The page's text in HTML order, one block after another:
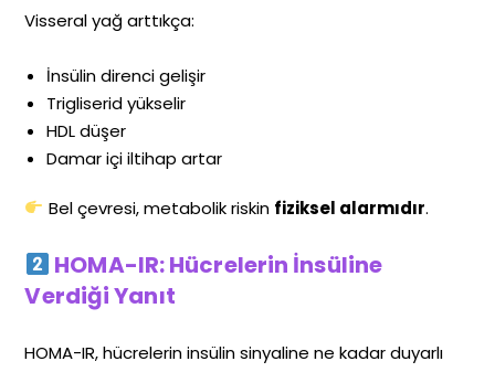
Visseral yağ arttıkça:
İnsülin direnci gelişir
Trigliserid yükselir
HDL düşer
Damar içi iltihap artar
Bel çevresi, metabolik riskin fiziksel alarmıdır.
HOMA-IR: Hücrelerin İnsüline
Verdiği Yanıt
HOMA-IR, hücrelerin insülin sinyaline ne kadar duyarlı